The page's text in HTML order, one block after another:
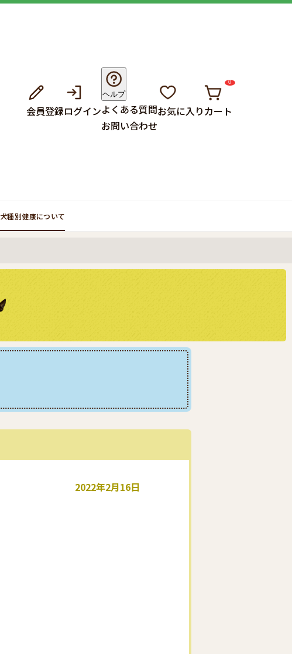
会員登録ログイン
ヘルプ
よくある質問
お問い合わせ
お気に入りカート
0
犬種別健康について
2022年2月16日